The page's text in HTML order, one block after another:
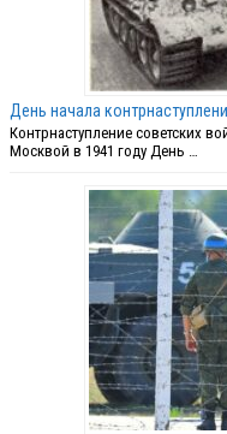
День начала
Контрнаступление советских
Москвой в 1941 году День …